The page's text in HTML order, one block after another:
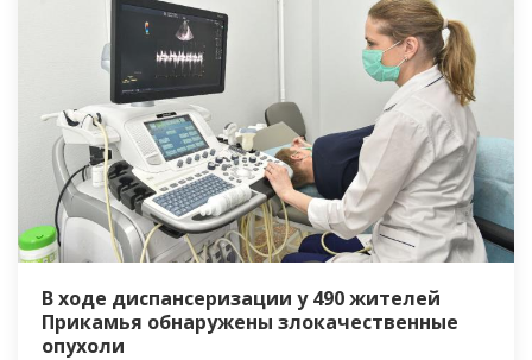
В ходе диспансеризации у 490 жителей
Прикамья обнаружены злокачественные
опухоли